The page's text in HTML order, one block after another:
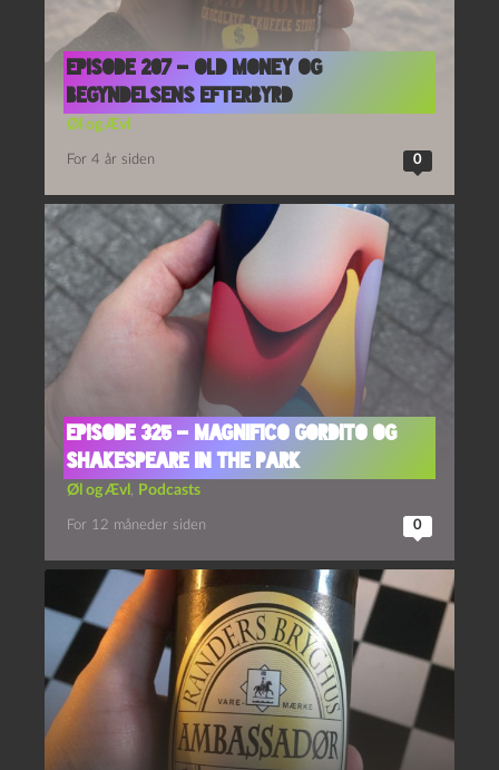
Episode 207 – Old Money og
Begyndelsens Efterbyrd
Øl og Ævl
For 4 år siden 0
Episode 325 – Magnifico Gordito og
Shakespeare in the Park
Øl og Ævl , Podcasts
For 12 måneder siden 0